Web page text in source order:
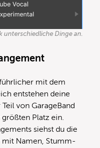
unterschiedliche Dinge an.
mit dem
entstehen deine
von GarageBand
Platz ein.
siehst du die
mit Namen, Stumm-